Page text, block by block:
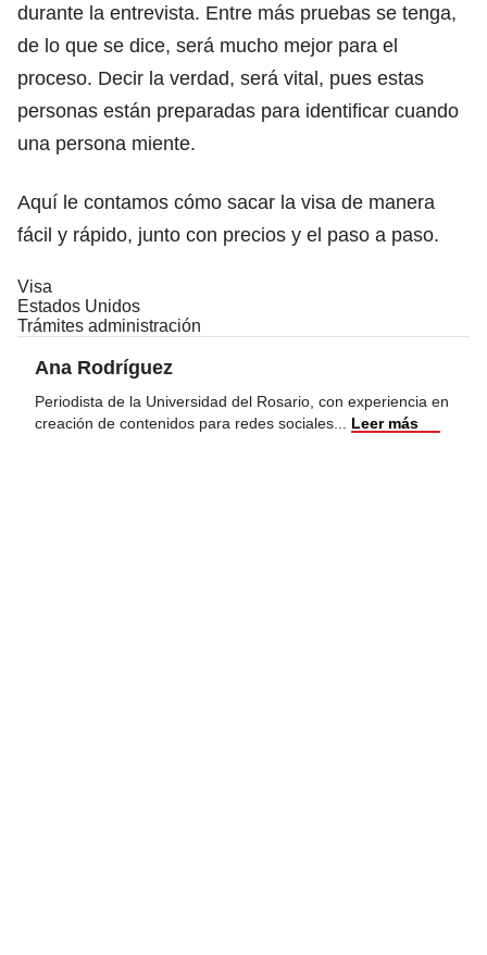
durante la entrevista. Entre más pruebas se tenga,
de lo que se dice, será mucho mejor para el
proceso. Decir la verdad, será vital, pues estas
personas están preparadas para identificar cuando
una persona miente.
Aquí le contamos cómo sacar la visa de manera
fácil y rápido, junto con precios y el paso a paso.
Visa
Estados Unidos
Trámites administración
Ana Rodríguez
Periodista de la Universidad del Rosario, con experiencia en
creación de contenidos para redes sociales
Leer más